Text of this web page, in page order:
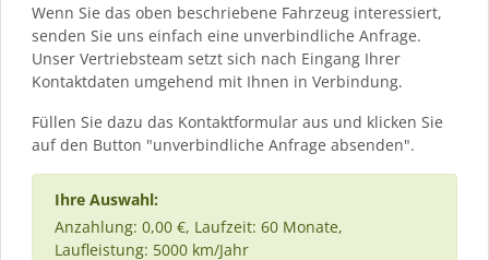
Wenn Sie das oben beschriebene Fahrzeug interessiert,
senden Sie uns einfach eine unverbindliche Anfrage.
Unser Vertriebsteam setzt sich nach Eingang Ihrer
Kontaktdaten umgehend mit Ihnen in Verbindung.
Füllen Sie dazu das Kontaktformular aus und klicken Sie
auf den Button "unverbindliche Anfrage absenden".
Ihre Auswahl:
Anzahlung: 0,00 €, Laufzeit: 60 Monate,
Laufleistung: 5000 km/Jahr